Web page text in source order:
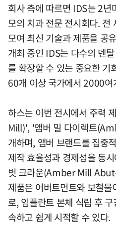
회사 측에 따르면 IDS는 2년
모의 치과 전문 전시회다. 전
모여 최신 기술과 제품을 공
개최 중인 IDS는 다수의 덴
를 확장할 수 있는 중요한 기
60개 이상 국가에서 2000여
하스는 이번 전시에서 주력
Mill)', '앰버 밀 다이렉트
개하며, 앰버 브랜드를 집중
제작 효율성과 경제성을 동
벗 크라운(Amber Mill
제품은 어버트먼트와 보철
로, 임플란트 본체 식립 후
속하고 쉽게 시적할 수 있다.